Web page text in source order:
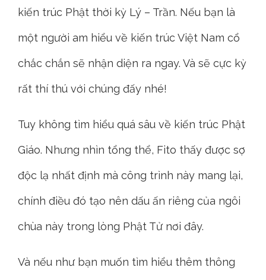
kiến trúc Phật thời kỳ Lý – Trần. Nếu bạn là
một người am hiểu về kiến trúc Việt Nam cổ
chắc chắn sẽ nhận diện ra ngay. Và sẽ cực kỳ
rất thí thú với chúng đấy nhé!
Tuy không tìm hiểu quá sâu về kiến trúc Phật
Giáo. Nhưng nhìn tổng thể, Fito thấy được sợ
độc lạ nhất định mà công trình này mang lại,
chính điều đó tạo nên dấu ấn riêng của ngôi
chùa này trong lòng Phật Tử nơi đây.
Và nếu như bạn muốn tìm hiểu thêm thông